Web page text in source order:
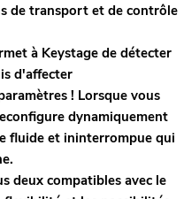
de transport et de contrôle
à Keystage de détecter
d'affecter
! Lorsque vous
dynamiquement
fluide et ininterrompue qui
deux compatibles avec le